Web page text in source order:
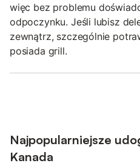
więc bez problemu
odpoczynku. Jeśli lubisz
zewnątrz, szczególnie
posiada grill.
Najpopularniejsze
Kanada